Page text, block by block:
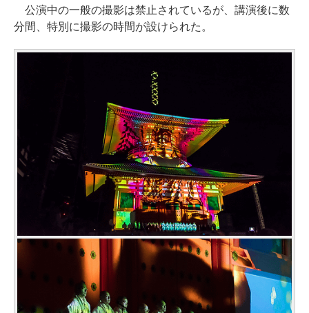
公演中の一般の撮影は禁止されているが、講演後に数
分間、特別に撮影の時間が設けられた。